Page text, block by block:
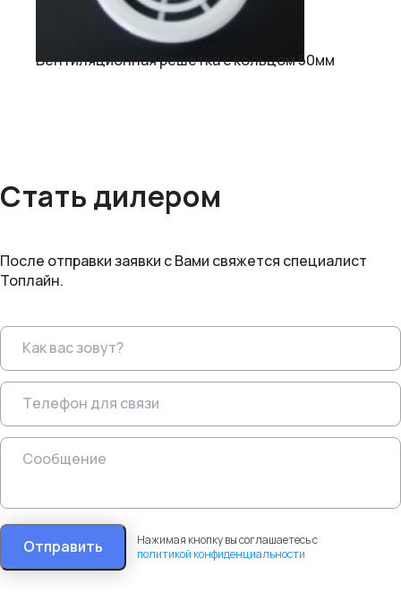
Вентиляционная решетка с кольцом 50мм
Стать дилером
После отправки заявки с Вами свяжется специалист
Топлайн.
Отправить
Нажимая кнопку вы соглашаетесь с
политикой конфиденциальности